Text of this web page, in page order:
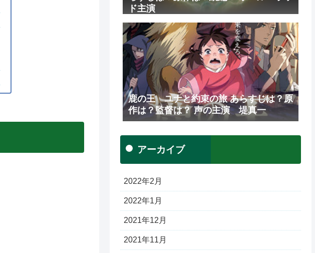
ド主演
鹿の王 ユナと約束の旅 あらすじは？原
作は？監督は？ 声の主演 堤真一
アーカイブ
2022年2月
2022年1月
2021年12月
2021年11月